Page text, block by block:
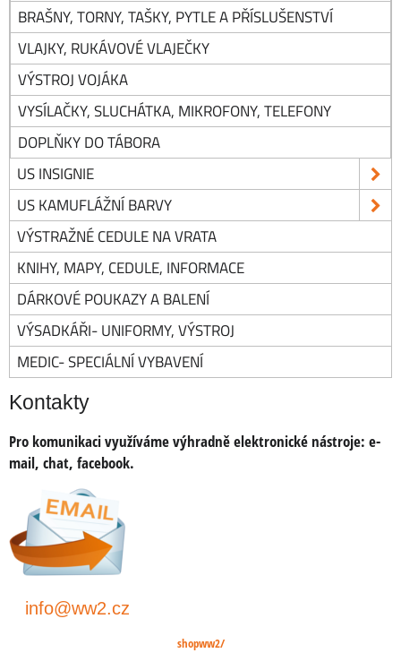
BRAŠNY, TORNY, TAŠKY, PYTLE A PŘÍSLUŠENSTVÍ
VLAJKY, RUKÁVOVÉ VLAJEČKY
VÝSTROJ VOJÁKA
VYSÍLAČKY, SLUCHÁTKA, MIKROFONY, TELEFONY
DOPLŇKY DO TÁBORA
US INSIGNIE
US KAMUFLÁŽNÍ BARVY
VÝSTRAŽNÉ CEDULE NA VRATA
KNIHY, MAPY, CEDULE, INFORMACE
DÁRKOVÉ POUKAZY A BALENÍ
VÝSADKÁŘI- UNIFORMY, VÝSTROJ
MEDIC- SPECIÁLNÍ VYBAVENÍ
Kontakty
Pro komunikaci využíváme výhradně elektronické nástroje: e-
mail, chat, facebook.
info@ww2.cz
shopww2/